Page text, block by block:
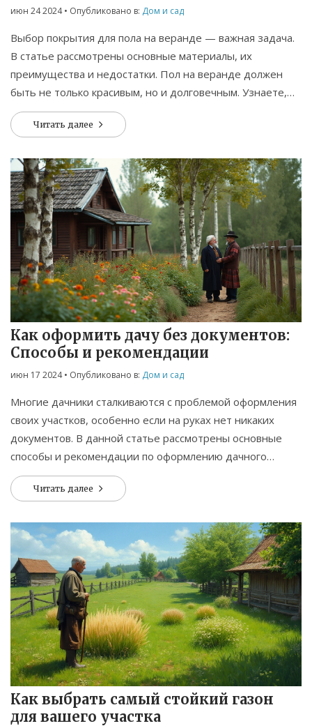
июн 24 2024• Опубликовано в: Дом и сад
Выбор покрытия для пола на веранде — важная задача.
В статье рассмотрены основные материалы, их
преимущества и недостатки. Пол на веранде должен
быть не только красивым, но и долговечным. Узнаете,
как выбрать идеальное покрытие для вашей веранды.
Читать далее
Как оформить дачу без документов:
Способы и рекомендации
июн 17 2024• Опубликовано в: Дом и сад
Многие дачники сталкиваются с проблемой оформления
своих участков, особенно если на руках нет никаких
документов. В данной статье рассмотрены основные
способы и рекомендации по оформлению дачного
участка без документов, что поможет избежать
юридических проблем и обезопасить собственность.
Читать далее
Как выбрать самый стойкий газон
для вашего участка